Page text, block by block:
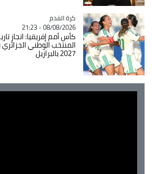
Catégorie
كرة القدم
08/08/2026 - 21:23
كأس أمم إفريقيا: انجاز
المنتخب الوطني الجزائري
2027 بالبرازيل